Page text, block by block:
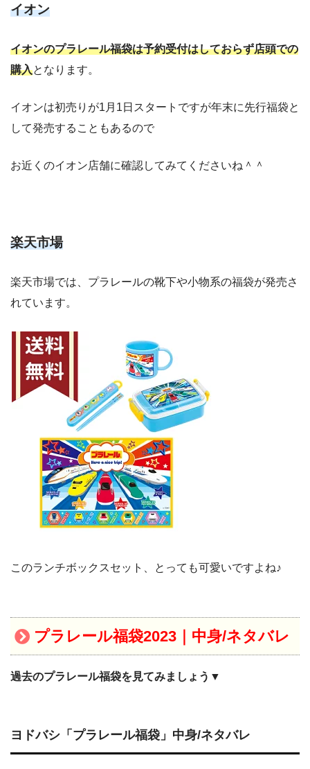
イオン
イオンのプラレール福袋は予約受付はしておらず店頭での
購入となります。
イオンは初売りが1月1日スタートですが年末に先行福袋と
して発売することもあるので
お近くのイオン店舗に確認してみてくださいね＾＾
楽天市場
楽天市場では、プラレールの靴下や小物系の福袋が発売さ
れています。
このランチボックスセット、とっても可愛いですよね♪
プラレール福袋2023｜中身/ネタバレ
過去のプラレール福袋を見てみましょう▼
ヨドバシ「プラレール福袋」中身/ネタバレ